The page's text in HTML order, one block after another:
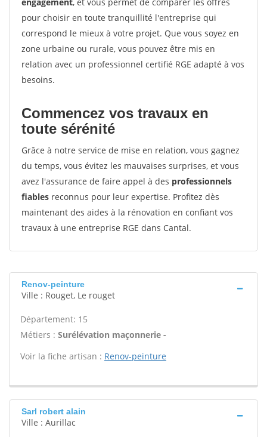
pour choisir en toute tranquillité l'entreprise qui
correspond le mieux à votre projet. Que vous soyez en
zone urbaine ou rurale, vous pouvez être mis en
relation avec un professionnel certifié RGE adapté à vos
besoins.
Commencez vos travaux en
toute sérénité
Grâce à notre service de mise en relation, vous gagnez
du temps, vous évitez les mauvaises surprises, et vous
avez l'assurance de faire appel à des professionnels
fiables reconnus pour leur expertise. Profitez dès
maintenant des aides à la rénovation en confiant vos
travaux à une entreprise RGE dans Cantal.
Renov-peinture
Ville : Rouget, Le rouget
Département: 15
Métiers : Surélévation maçonnerie -
Voir la fiche artisan : Renov-peinture
Sarl robert alain
Ville : Aurillac